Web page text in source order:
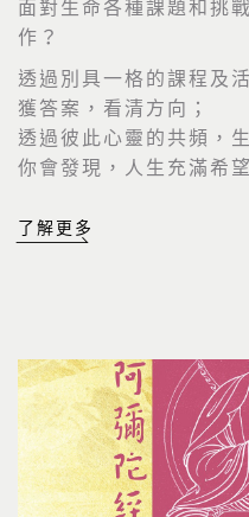
作？
透過別具一格的課程及
獲答案，看清方向；
透過彼此心靈的共頻，
你會發現，人生充滿希
了解更多